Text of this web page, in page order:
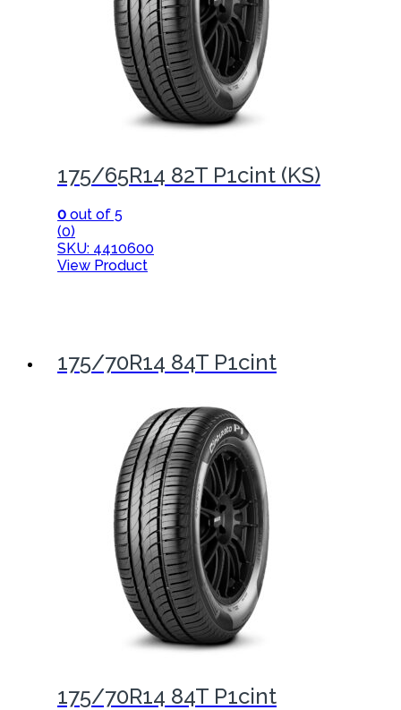
175/65R14 82T P1cint (KS)
0 out of 5
(0)
SKU: 4410600
View Product
175/70R14 84T P1cint
175/70R14 84T P1cint